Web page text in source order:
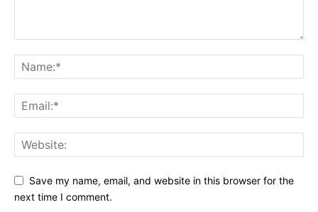
Save my name, email, and website in this browser for the
next time I comment.